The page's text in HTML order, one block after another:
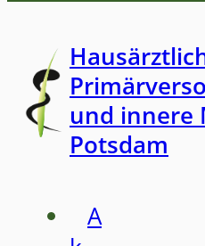
und innere
Potsdam
A